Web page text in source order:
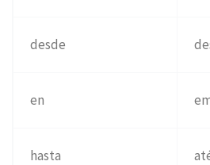
desde
en
hasta